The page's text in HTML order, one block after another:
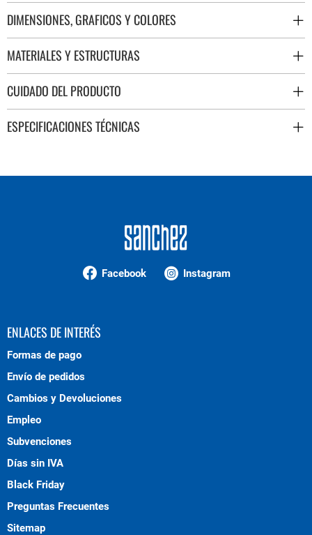
DIMENSIONES, GRAFICOS Y COLORES
MATERIALES Y ESTRUCTURAS
CUIDADO DEL PRODUCTO
ESPECIFICACIONES TÉCNICAS
Facebook Instagram
ENLACES DE INTERÉS
Formas de pago
Envío de pedidos
Cambios y Devoluciones
Empleo
Subvenciones
Días sin IVA
Black Friday
Preguntas Frecuentes
Sitemap